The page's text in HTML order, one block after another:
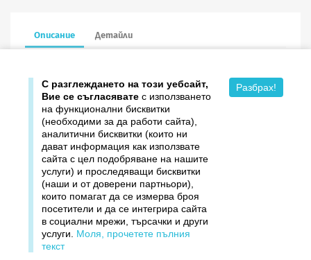
Описание Детайли
Продукти
Издателство ДОМИНО
Вашият профил
С разглеждането на този уебсайт,
Вие се съгласявате с използването
на функционални бисквитки
(необходими за да работи сайта),
аналитични бисквитки (които ни
дават информация как използвате
сайта с цел подобряване на нашите
услуги) и проследяващи бисквитки
(наши и от доверени партньори),
които помагат да се измерва броя
посетители и да се интегрира сайта
в социални мрежи, търсачки и други
услуги.
Моля, прочетете пълния
текст
Разбрах!